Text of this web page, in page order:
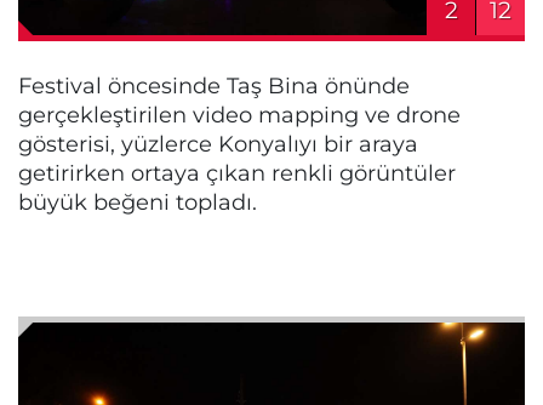
2 12
Festival öncesinde Taş Bina önünde
gerçekleştirilen video mapping ve drone
gösterisi, yüzlerce Konyalıyı bir araya
getirirken ortaya çıkan renkli görüntüler
büyük beğeni topladı.